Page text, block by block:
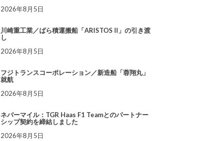
2026年8月5日
川崎重工業／ばら積運搬船「ARISTOS II」の引き渡
し
2026年8月5日
フジトランスコーポレーション／新造船「蓉翔丸」
就航
2026年8月5日
ネバーマイル：TGR Haas F1 Teamとのパートナー
シップ契約を締結しました
2026年8月5日